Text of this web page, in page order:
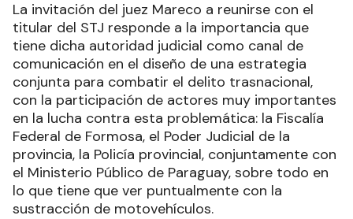
La invitación del juez Mareco a reunirse con el
titular del STJ responde a la importancia que
tiene dicha autoridad judicial como canal de
comunicación en el diseño de una estrategia
conjunta para combatir el delito trasnacional,
con la participación de actores muy importantes
en la lucha contra esta problemática: la Fiscalía
Federal de Formosa, el Poder Judicial de la
provincia, la Policía provincial, conjuntamente con
el Ministerio Público de Paraguay, sobre todo en
lo que tiene que ver puntualmente con la
sustracción de motovehículos.